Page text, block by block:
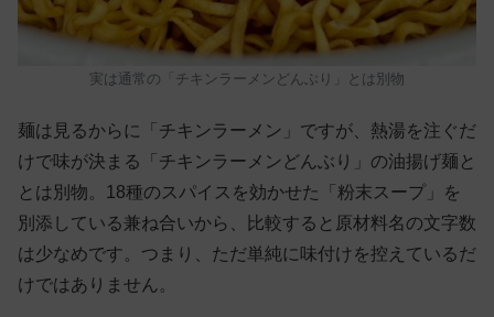
実は通常の「チキンラーメンどんぶり」とは別物
麺は見るからに「チキンラーメン」ですが、熱湯を注ぐだ
けで味が決まる「チキンラーメンどんぶり」の油揚げ麺と
とは別物。18種のスパイスを効かせた「粉末スープ」を
別添している兼ね合いから、比較すると原材料名の文字数
は少なめです。つまり、ただ単純に味付けを控えているだ
けではありません。